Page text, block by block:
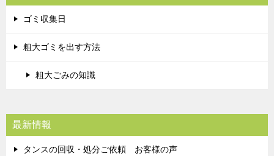
ゴミ収集日
粗大ゴミを出す方法
粗大ごみの知識
最新情報
タンスの回収・処分ご依頼 お客様の声